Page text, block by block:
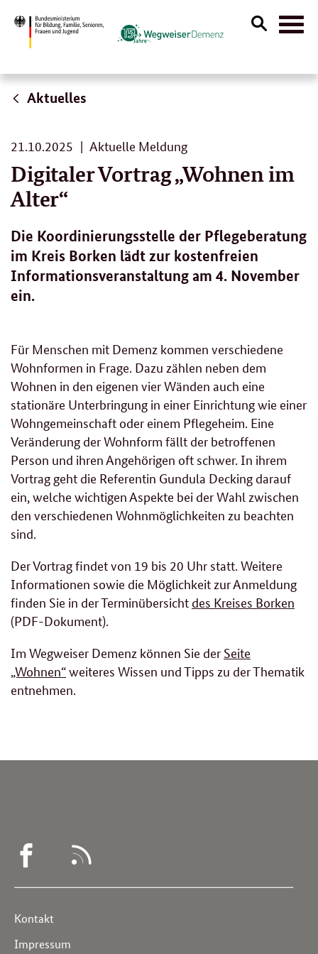
Suche
Aktuelles
Digitaler Vortrag „Wohnen im
Alter“
21.10.2025 21.
10.
2025
Aktuelle Meldung
Die Koordinierungsstelle der Pflegeberatung
im Kreis Borken lädt zur kostenfreien
Informationsveranstaltung am 4. November
ein.
Für Menschen mit Demenz kommen verschiedene
Wohnformen in Frage. Dazu zählen neben dem
Wohnen in den eigenen vier Wänden auch eine
stationäre Unterbringung in einer Einrichtung wie einer
Wohngemeinschaft oder einem Pflegeheim. Eine
Veränderung der Wohnform fällt der betroffenen
Person und ihren Angehörigen oft schwer. In ihrem
Vortrag geht die Referentin Gundula Decking darauf
ein, welche wichtigen Aspekte bei der Wahl zwischen
den verschiedenen Wohnmöglichkeiten zu beachten
sind.
Der Vortrag findet von 19 bis 20 Uhr statt. Weitere
Informationen sowie die Möglichkeit zur Anmeldung
finden Sie in der Terminübersicht des Kreises Borken
(PDF-Dokument).
Im Wegweiser Demenz können Sie der Seite
„Wohnen“weiteres Wissen und Tipps zu der Thematik
entnehmen.
WEGWEISER
Service
Navigation
Kontakt
Impressum